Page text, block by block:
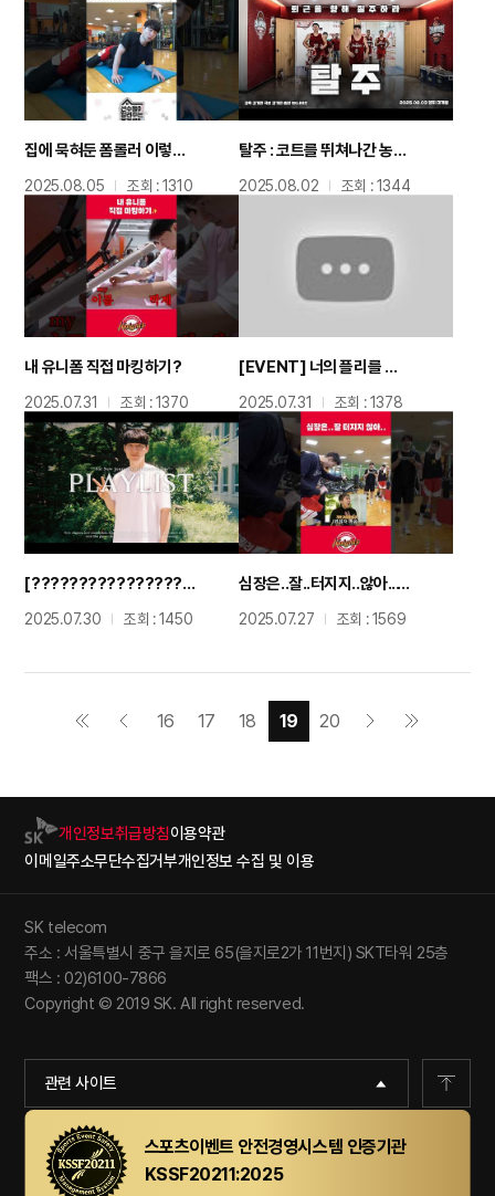
집에 묵혀둔 폼롤러 이렇게 쓰세요!
2025.08.05 조회 : 1310
탈주 : 코트를 뛰쳐나간 농구선수, 그들에게 무슨 일이?
2025.08.02 조회 : 1344
내 유니폼 직접 마킹하기?
2025.07.31 조회 : 1370
[EVENT] 너의 플리를 들려줘??ㅣ selected by 김낙현
2025.07.31 조회 : 1378
[????????????????] 새출할 때 듣는 노래??ㅣ퍼스널 플레이리스트ㅣselected by 김낙현
2025.07.30 조회 : 1450
심장은..잘..터지지..않아...??
2025.07.27 조회 : 1569
16 17 18 19 20
개인정보취급방침이용약관
이메일주소무단수집거부개인정보 수집 및 이용
관련 사이트
SK telecom
주소 : 서울특별시 중구 을지로 65(을지로2가 11번지) SKT타워 25층
팩스 : 02)6100-7866
Copyright © 2019 SK. All right reserved.
스포츠이벤트 안전경영시스템 인증기관
KSSF20211:2025